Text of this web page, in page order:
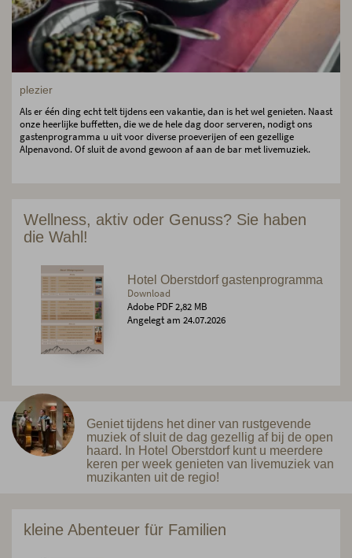
plezier
Als er één ding echt telt tijdens een vakantie, dan is het wel genieten. Naast
onze heerlijke buffetten, die we de hele dag door serveren, nodigt ons
gastenprogramma u uit voor diverse proeverijen of een gezellige
Alpenavond. Of sluit de avond gewoon af aan de bar met livemuziek.
Wellness, aktiv oder Genuss? Sie haben
die Wahl!
Hotel Oberstdorf gastenprogramma
Download
Adobe PDF 2,82 MB
Angelegt am 24.07.2026
Geniet tijdens het diner van rustgevende
muziek of sluit de dag gezellig af bij de open
haard. In Hotel Oberstdorf kunt u meerdere
keren per week genieten van livemuziek van
muzikanten uit de regio!
kleine Abenteuer für Familien